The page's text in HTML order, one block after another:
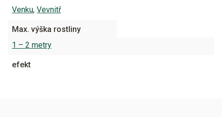
Venku, Vevnitř
Max. výška rostliny
1 – 2 metry
efekt